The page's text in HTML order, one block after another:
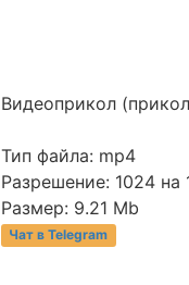
Видеоприкол
Тип файла: mp4
Разрешение: 1024 на
Размер: 9.21 Mb
Чат в Telegram